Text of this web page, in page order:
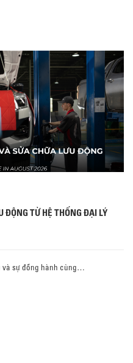
ĐỘNG TỪ HỆ THỐNG ĐẠI LÝ
và sự đồng hành cùng…